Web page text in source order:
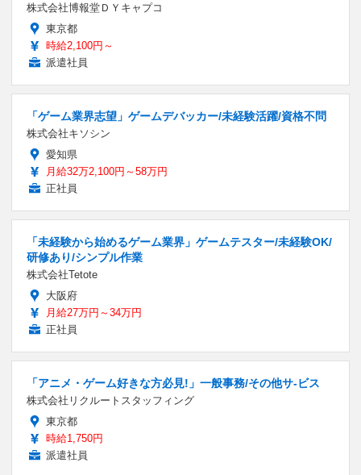
株式会社博報堂ＤＹキャプコ
東京都
時給2,100円～
派遣社員
「ゲーム業界志望」ゲームデバッカー/未経験活躍/資格不問
株式会社キソシン
愛知県
月給32万2,100円～58万円
正社員
「未経験から始めるゲーム業界」ゲームテスター/未経験OK/
研修あり/シンプル作業
株式会社Tetote
大阪府
月給27万円～34万円
正社員
「アニメ・ゲーム好きな方必見!」一般事務/その他サ-ビス
株式会社リクルートスタッフィング
東京都
時給1,750円
派遣社員